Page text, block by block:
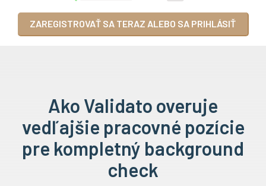
ZAREGISTROVAŤ SA TERAZ ALEBO SA PRIHLÁSIŤ
Ako Validato overuje
vedľajšie pracovné pozície
pre kompletný background
check